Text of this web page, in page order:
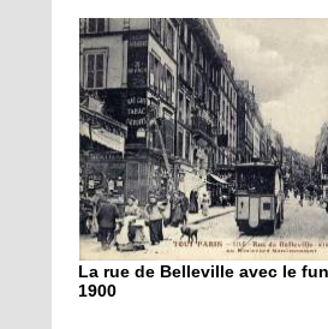
La rue de Belleville avec le
1900